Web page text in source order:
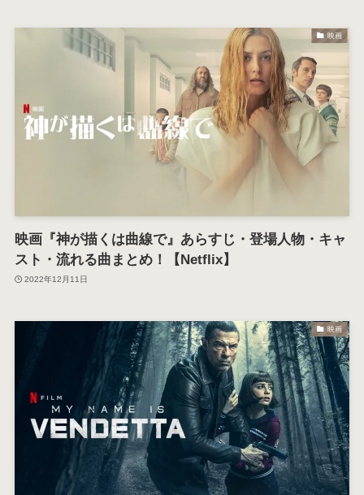
映画
映画『神が描くは曲線で』あらすじ・登場人物・キャ
スト・流れる曲まとめ！【Netflix】
2022年12月11日
映画